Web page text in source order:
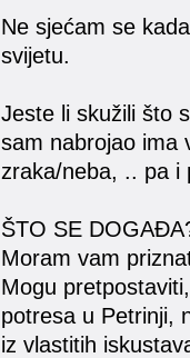
Ne sjećam se
svijetu.
Jeste li skužili što
sam nabrojao ima
zraka/neba, .. pa i
ŠTO SE
Moram vam
Mogu
potresa u Petrinji,
iz vlastitih